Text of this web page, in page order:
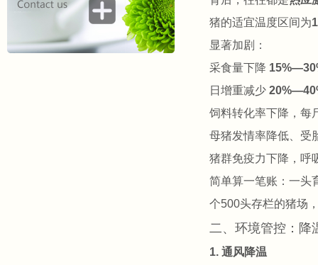
猪的适宜温度区间为
显著加剧：
采食量下降
日增重减少
饲料转化率下降，每
母猪发情率降低、受
猪群免疫力下降，呼
简单算一笔账：一头
个500头存栏的猪场
二、环境管控：降
1. 通风降温